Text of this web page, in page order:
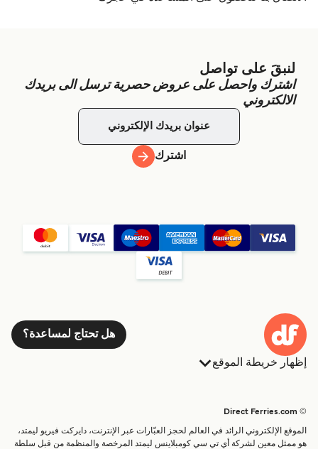
لنبقَ على تواصل
اشترك واحصل على عروض حصرية ترسل الى بريدك
الالكتروني
اشترك
هل تحتاج لمساعدة؟
إظهار خريطة الموقع
البلدان
خدمات الزبائن
الباحث عن الرحلات والموانئ
العبارات
شحن
الموقع الإلكتروني الرائد في العالم لحجز العبّارات عبر الإنترنت، دايركت فيريو ليمتد،
هو ممثل معين لشركة أي تي سي كومبلاينس ليمتد المرخصة والمنظمة من قبل سلطة